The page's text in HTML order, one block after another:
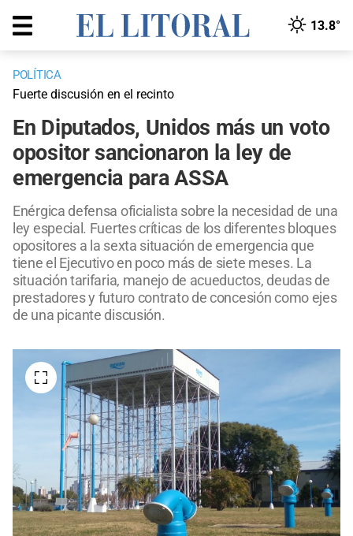
13.8°
POLÍTICA
Fuerte discusión en el recinto
En Diputados, Unidos más un voto
opositor sancionaron la ley de
emergencia para ASSA
Enérgica defensa oficialista sobre la necesidad de una
ley especial. Fuertes críticas de los diferentes bloques
opositores a la sexta situación de emergencia que
tiene el Ejecutivo en poco más de siete meses. La
situación tarifaria, manejo de acueductos, deudas de
prestadores y futuro contrato de concesión como ejes
de una picante discusión.